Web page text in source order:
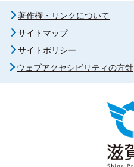
著作権・リンクについて
サイトマップ
サイトポリシー
ウェブアクセシビリティの方針